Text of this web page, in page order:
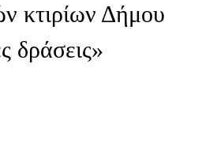
κτιρίων Δήμου
δράσεις»